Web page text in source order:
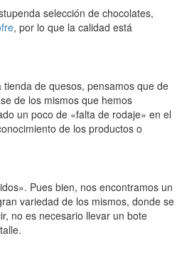
selección de chocolates,
, por lo que la calidad está
de quesos, pensamos que de
de los mismos que hemos
un poco de «falta de rodaje» en el
de los productos o
Pues bien, nos encontramos un
variedad de los mismos, donde se
no es necesario llevar un bote